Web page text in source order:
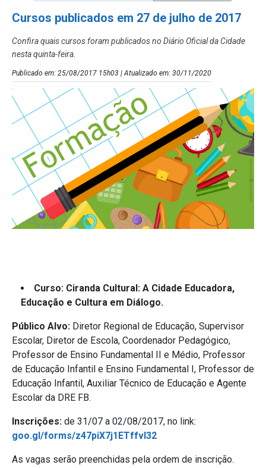
Cursos publicados em 27 de julho de 2017
Confira quais cursos foram publicados no Diário Oficial da Cidade
nesta quinta-feira.
Publicado em: 25/08/2017 15h03 | Atualizado em: 30/11/2020
Curso: Ciranda Cultural: A Cidade Educadora,
Educação e Cultura em Diálogo.
Público Alvo: Diretor Regional de Educação, Supervisor
Escolar, Diretor de Escola, Coordenador Pedagógico,
Professor de Ensino Fundamental II e Médio, Professor
de Educação Infantil e Ensino Fundamental I, Professor de
Educação Infantil, Auxiliar Técnico de Educação e Agente
Escolar da DRE FB.
Inscrições: de 31/07 a 02/08/2017, no link:
goo.gl/forms/z47piX7j1ETffvl32
As vagas serão preenchidas pela ordem de inscrição.